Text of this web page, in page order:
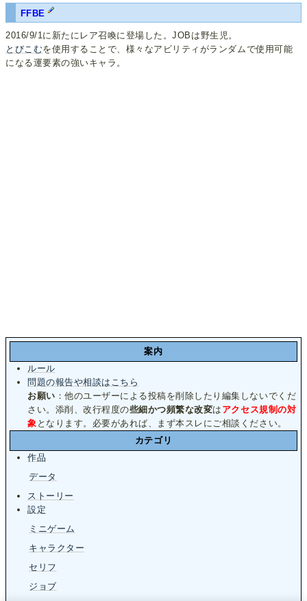
FFBE
2016/9/1に新たにレア召喚に登場した。JOBは野生児。
とびこむを使用することで、様々なアビリティがランダムで使用可能
になる運要素の強いキャラ。
案内
ルール
問題の報告や相談はこちら
お願い ：他のユーザーによる投稿を削除したり編集しないでくだ
さい。添削、改行程度の些細かつ頻繁な改変は アクセス規制の対
象 となります。必要があれば、まず本スレにご相談ください。
カテゴリ
作品
データ
ストーリー
設定
ミニゲーム
キャラクター
セリフ
ジョブ